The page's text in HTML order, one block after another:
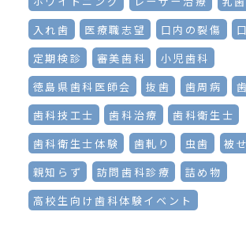
入れ歯
医療職志望 口内の裂傷
定期検診
審美歯科
小児歯科
徳島県歯科医師会
抜歯 歯周病
歯科技工士
歯科治療
歯科衛生士
歯科衛生士体験
歯軋り 虫歯
被
親知らず
訪問歯科診療
詰め物
高校生向け歯科体験イベント